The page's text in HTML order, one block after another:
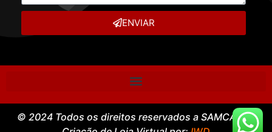
ENVIAR
© 2024 Todos os direitos reservados a SAMCASE –